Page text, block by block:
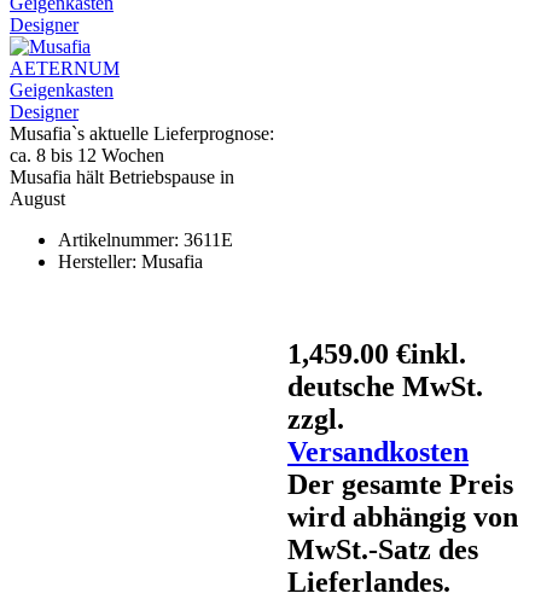
Musafia`s aktuelle Lieferprognose:
ca. 8 bis 12 Wochen
Musafia hält Betriebspause in
August
Artikelnummer: 3611E
Hersteller: Musafia
1,459.00 €inkl.
deutsche MwSt.
zzgl.
Versandkosten
Der gesamte Preis
wird abhängig von
MwSt.-Satz des
Lieferlandes.